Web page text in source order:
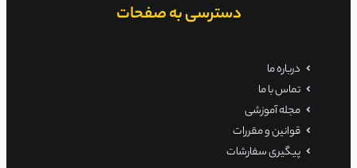
دسترسی به صفحات
درباره ما
تماس با ما
مجله آموزشی
قوانین و مقررات
پیگیری سفارشات